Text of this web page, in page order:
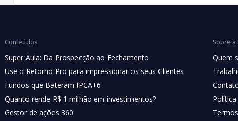
Conteúdos
Super Aula: Da Prospecção ao Fechamento
Use o Retorno Pro para impressionar os seus Clientes
Fundos que Bateram IPCA+6
Quanto rende R$ 1 milhão em investimentos?
Gestor de ações 360
Sobre a
Quem